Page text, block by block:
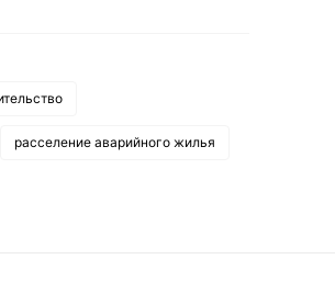
расселение аварийного жилья